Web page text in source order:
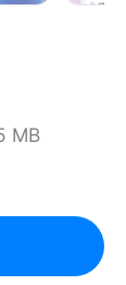
一个甜蜜
MB